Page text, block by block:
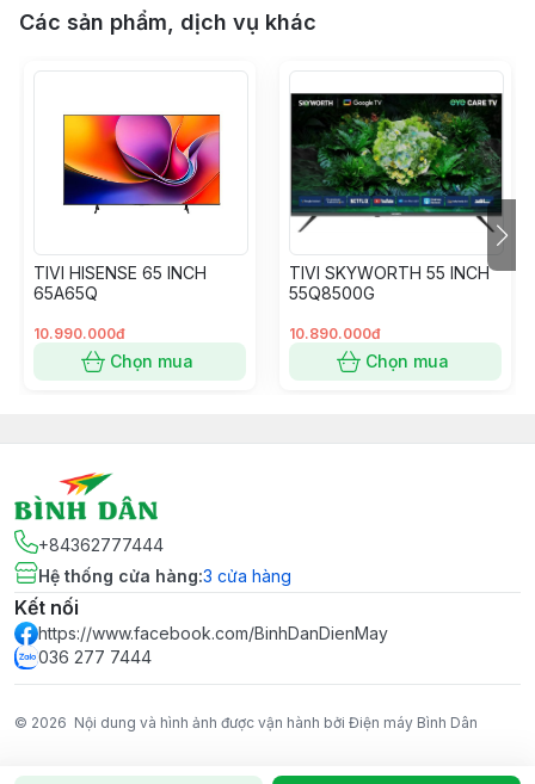
Thiết kế: Màn hình tràn viền 4.0, thiết kế hiện đại và
Tiện ích: Điều khiển giọng nói không cần remote, chế
độ Game Mode, tính năng tìm điều khiển thất lạc, bảo
vệ mắt với công nghệ giảm ánh sáng xanh và chống
nhấp nháy
Các sản phẩm, dịch vụ khác
TIVI HISENSE 65 INCH
65A65Q
10.990.000đ
Chọn mua
TIVI SKYWORTH 55 INCH
55Q8500G
10.890.000đ
Chọn mua
+84362777444
Hệ thống cửa hàng:3 cửa hàng
Kết nối
https://www.facebook.com/BinhDanDienMay
036 277 7444
© 2026 Nội dung và hình ảnh được vận hành bởi Điện máy Bình Dân